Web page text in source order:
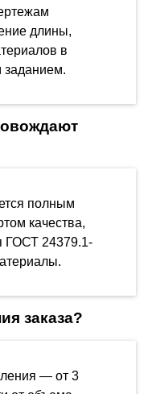
длины,
в
заданием.
полным
качества,
ГОСТ 24379.1-
заказа?
— от 3